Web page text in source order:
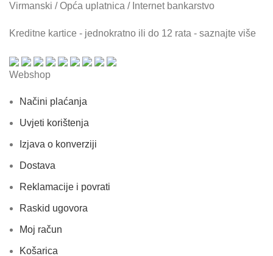
Virmanski / Opća uplatnica / Internet bankarstvo
Kreditne kartice - jednokratno ili do 12 rata - saznajte više
Webshop
Načini plaćanja
Uvjeti korištenja
Izjava o konverziji
Dostava
Reklamacije i povrati
Raskid ugovora
Moj račun
Košarica